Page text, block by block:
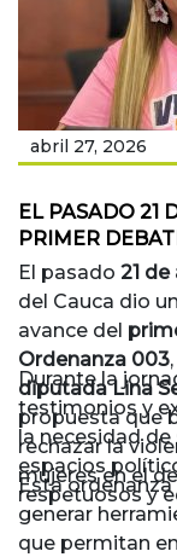
abril 27, 2026
EL PASADO 21
PRIMER
ORDENANZA
DIPUTADA
El pasado 21 de
del Cauca dio
avance del
Ordenanza 003
diputada Lina
propuesta que
rechazar la
mujeres en el
Durante la
testimonios y
la necesidad
espacios
respetuosos y
Esta
generar
que permitan